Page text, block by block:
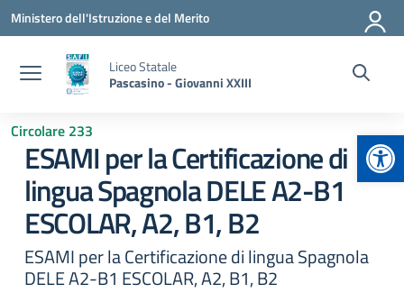
Vai ai contenuti
Vai al menu di navigazione
Vai al footer
Ministero dell'Istruzione e del Merito
Liceo Statale
Pascasino - Giovanni XXIII
Circolare 233
ESAMI per la Certificazione di
lingua Spagnola DELE A2-B1
ESCOLAR, A2, B1, B2
ESAMI per la Certificazione di lingua Spagnola
DELE A2-B1 ESCOLAR, A2, B1, B2